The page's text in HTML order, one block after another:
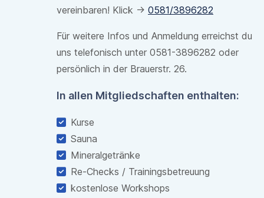
vereinbaren! Klick -> 0581/3896282
Für weitere Infos und Anmeldung erreichst du
uns telefonisch unter 0581-3896282 oder
persönlich in der Brauerstr. 26.
In allen Mitgliedschaften enthalten:
Kurse
Sauna
Mineralgetränke
Re-Checks / Trainingsbetreuung
kostenlose Workshops